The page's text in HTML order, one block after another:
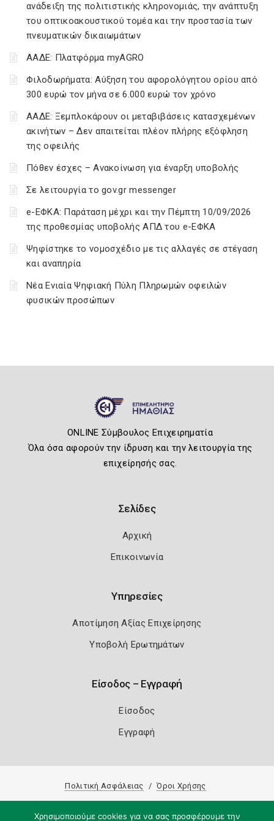
ανάδειξη της πολιτιστικής κληρονομιάς, την ανάπτυξη
του οπτικοακουστικού τομέα και την προστασία των
πνευματικών δικαιωμάτων
ΑΑΔΕ: Πλατφόρμα myAGRO
Φιλοδωρήματα: Αύξηση του αφορολόγητου ορίου από
300 ευρώ τον μήνα σε 6.000 ευρώ τον χρόνο
ΑΑΔΕ: Ξεμπλοκάρουν οι μεταβιβάσεις κατασχεμένων
ακινήτων – Δεν απαιτείται πλέον πλήρης εξόφληση
της οφειλής
Πόθεν έσχες – Ανακοίνωση για έναρξη υποβολής
Σε λειτουργία το gov.gr messenger
e-ΕΦΚΑ: Παράταση μέχρι και την Πέμπτη 10/09/2026
της προθεσμίας υποβολής ΑΠΔ του e-ΕΦΚΑ
Ψηφίστηκε το νομοσχέδιο με τις αλλαγές σε στέγαση
και αναπηρία
Νέα Ενιαία Ψηφιακή Πύλη Πληρωμών οφειλών
φυσικών προσώπων
ONLINE Σύμβουλος Επιχειρηματία
Όλα όσα αφορούν την ίδρυση και την λειτουργία της
επιχείρησής σας.
Σελίδες
Αρχική
Επικοινωνία
Υπηρεσίες
Αποτίμηση Αξίας Επιχείρησης
Υποβολή Ερωτημάτων
Είσοδος – Εγγραφή
Είσοδος
Εγγραφή
Πολιτική Ασφάλειας Όροι Χρήσης
Χρησιμοποιούμε cookies για να σας προσφέρουμε την